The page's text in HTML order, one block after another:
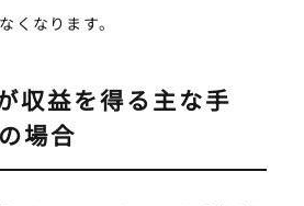
くなります。
収益を得る主な手
場合